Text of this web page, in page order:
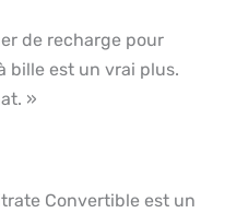
de recharge pour
bille est un vrai plus.
»
Convertible est un